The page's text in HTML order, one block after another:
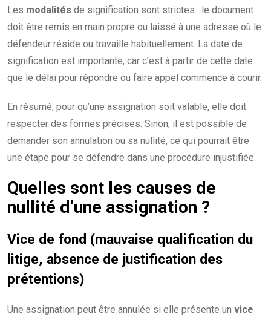
Les modalités de signification sont strictes : le document
doit être remis en main propre ou laissé à une adresse où le
défendeur réside ou travaille habituellement. La date de
signification est importante, car c’est à partir de cette date
que le délai pour répondre ou faire appel commence à courir.
En résumé, pour qu’une assignation soit valable, elle doit
respecter des formes précises. Sinon, il est possible de
demander son annulation ou sa nullité, ce qui pourrait être
une étape pour se défendre dans une procédure injustifiée.
Quelles sont les causes de
nullité d’une assignation ?
Vice de fond (mauvaise qualification du
litige, absence de justification des
prétentions)
Une assignation peut être annulée si elle présente un vice